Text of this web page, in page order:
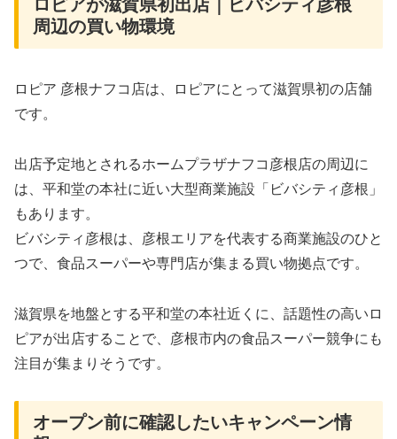
ロピアが滋賀県初出店｜ビバシティ彦根
周辺の買い物環境
ロピア 彦根ナフコ店は、ロピアにとって滋賀県初の店舗
です。
出店予定地とされるホームプラザナフコ彦根店の周辺に
は、平和堂の本社に近い大型商業施設「ビバシティ彦根」
もあります。
ビバシティ彦根は、彦根エリアを代表する商業施設のひと
つで、食品スーパーや専門店が集まる買い物拠点です。
滋賀県を地盤とする平和堂の本社近くに、話題性の高いロ
ピアが出店することで、彦根市内の食品スーパー競争にも
注目が集まりそうです。
オープン前に確認したいキャンペーン情